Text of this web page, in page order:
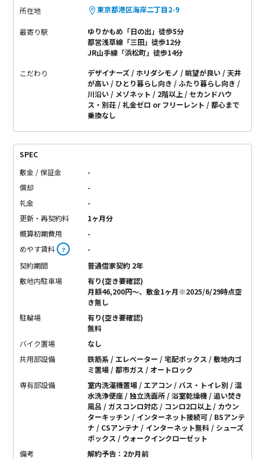
所在地 東京都港区海岸二丁目2-9
最寄り駅
ゆりかもめ「日の出」徒歩5分
都営浅草線「三田」徒歩12分
JR山手線「浜松町」徒歩14分
こだわり デザイナーズ ホリダシモノ 眺望が良い
天井
が高い
ひとり暮らし向き
ふたり暮らし向き
川沿い
メゾネット 2階以上
セカンドハウ
ス・別荘
礼金ゼロ or フリーレント
都心まで
乗換なし
SPEC
敷金 / 保証金
-
償却
-
礼金
-
更新・再契約料
1ヶ月分
概算初期費用
-
めやす賃料 ？
-
契約期間
普通借家契約 2年
敷地内駐車場
有り(空き要確認)
月額46,200円～、敷金1ヶ月※2025/6/29時点空
き無し
駐輪場
有り(空き要確認)
無料
バイク置場
なし
共用部設備
鉄筋系 / エレベーター / 宅配ボックス / 敷地内ゴ
ミ置場 / 都市ガス / オートロック
専有部設備
室内洗濯機置場 / エアコン / バス・トイレ別 / 温
水洗浄便座 / 独立洗面所 / 浴室乾燥機 / 追い焚き
風呂 / ガスコンロ対応 / コンロ2口以上 / カウン
ターキッチン / インターネット接続可 / BSアンテ
ナ / CSアンテナ / インターネット無料 / シューズ
ボックス / ウォークインクローゼット
備考
解約予告：2か月前